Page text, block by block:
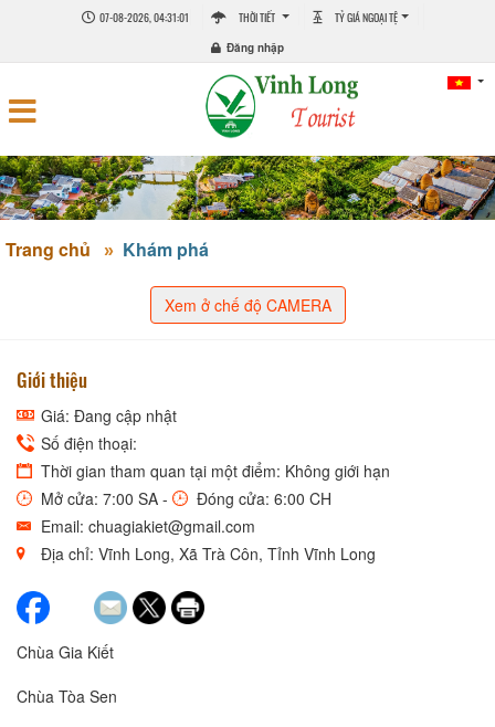
07-08-2026, 04:31:02 THỜI TIẾT TỶ GIÁ NGOẠI TỆ
Đăng nhập
Trang chủ Khám phá
Xem ở chế độ CAMERA
Giới thiệu
Giá: Đang cập nhật
Số điện thoại:
Thời gian tham quan tại một điểm: Không giới hạn
Mở cửa: 7:00 SA -
Đóng cửa: 6:00 CH
Email: chuagiakiet@gmail.com
Địa chỉ: Vĩnh Long, Xã Trà Côn, Tỉnh Vĩnh Long
Chùa Gia Kiết
Chùa Tòa Sen